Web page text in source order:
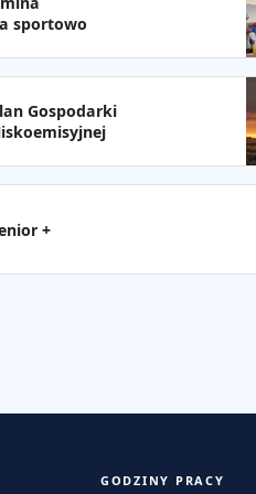
sportowo
Gospodarki
+
GODZINY PRACY